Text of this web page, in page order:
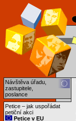
Návštěva úřadu,
zastupitele,
poslance
Petice – jak uspořádat
petiční akci
Petice v EU